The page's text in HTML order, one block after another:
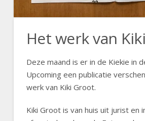
Het werk van
Deze maand is er in de Kiekie in
Upcoming een publicatie
werk van Kiki Groot.
Kiki Groot is van huis uit jurist en